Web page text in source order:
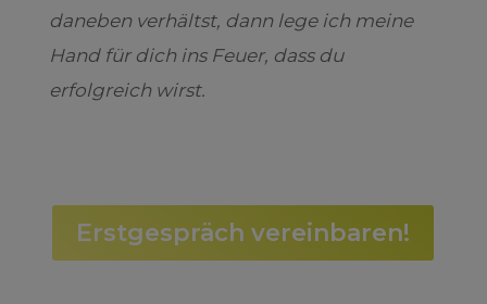
daneben verhältst, dann lege ich meine
Hand für dich ins Feuer, dass du
erfolgreich wirst.
Erstgespräch vereinbaren!